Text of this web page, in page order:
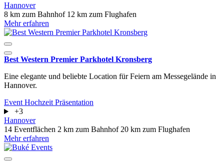
Hannover
8 km zum Bahnhof 12 km zum Flughafen
Mehr erfahren
Best Western Premier Parkhotel Kronsberg
Eine elegante und beliebte Location für Feiern am Messegelände in
Hannover.
Event Hochzeit Präsentation
+3
Hannover
14 Eventflächen 2 km zum Bahnhof 20 km zum Flughafen
Mehr erfahren